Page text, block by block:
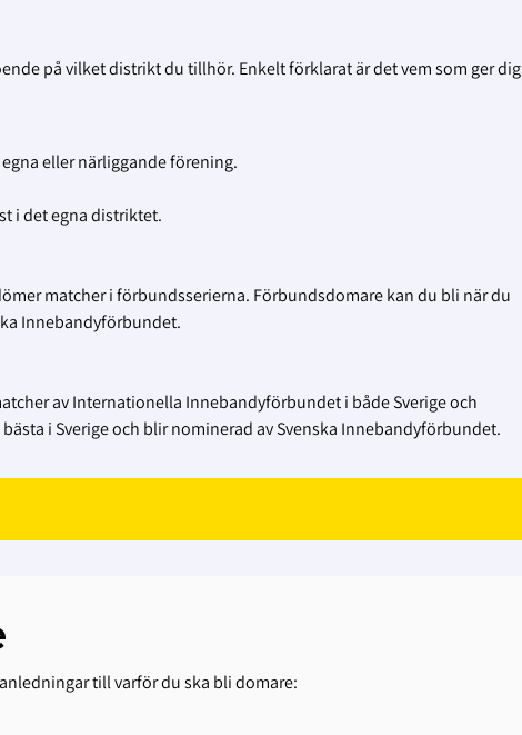
på vilket distrikt du tillhör. Enkelt förklarat är det vem som ger dig
eller närliggande förening.
i det egna distriktet.
matcher i förbundsserierna. Förbundsdomare kan du bli när du
Innebandyförbundet.
av Internationella Innebandyförbundet i både Sverige och
i Sverige och blir nominerad av Svenska Innebandyförbundet.
till varför du ska bli domare: